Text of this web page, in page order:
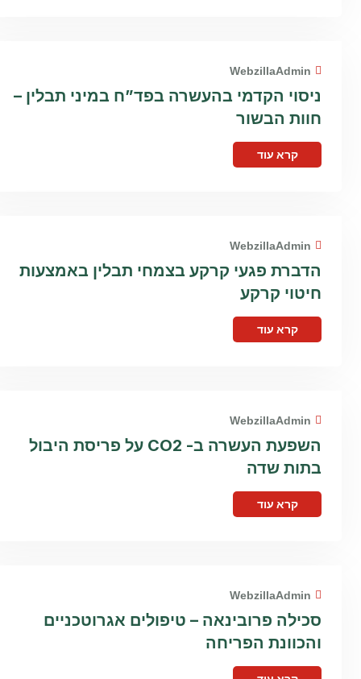
WebzillaAdmin
ניסוי הקדמי בהעשרה בפד”ח במיני תבלין –
חוות הבשור
קרא עוד
WebzillaAdmin
הדברת פגעי קרקע בצמחי תבלין באמצעות
חיטוי קרקע
קרא עוד
WebzillaAdmin
השפעת העשרה ב- CO2 על פריסת היבול
בתות שדה
קרא עוד
WebzillaAdmin
סכילה פרובינאה – טיפולים אגרוטכניים
והכוונת הפריחה